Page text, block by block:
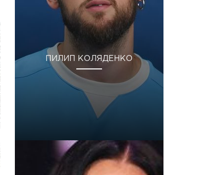
ПИЛИП КОЛЯДЕНКО